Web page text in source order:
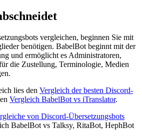
vergleichen, beginnen Sie mit
benötigen. BabelBot beginnt mit der
und ermöglicht es Administratoren,
die Zustellung, Terminologie, Medien
lies den Vergleich der besten Discord-
Vergleich BabelBot vs iTranslator.
von Discord-Übersetzungsbots
BabelBot vs Talksy, RitaBot, HephBot